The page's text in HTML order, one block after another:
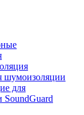
шумоизоляции
для
SoundGuard